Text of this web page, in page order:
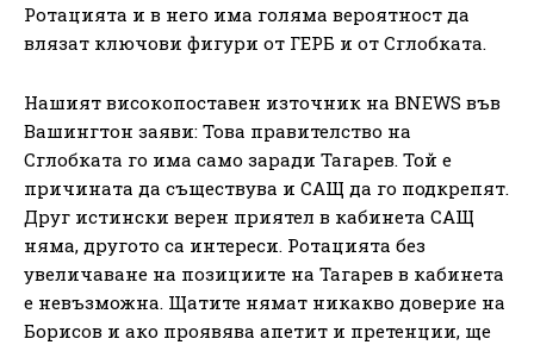
Ротацията и в него има голяма вероятност да
влязат ключови фигури от ГЕРБ и от Сглобката.
Нашият високопоставен източник на BNEWS във
Вашингтон заяви: Това правителство на
Сглобката го има само заради Тагарев. Той е
причината да съществува и САЩ да го подкрепят.
Друг истински верен приятел в кабинета САЩ
няма, другото са интереси. Ротацията без
увеличаване на позициите на Тагарев в кабинета
е невъзможна. Щатите нямат никакво доверие на
Борисов и ако проявява апетит и претенции, ще